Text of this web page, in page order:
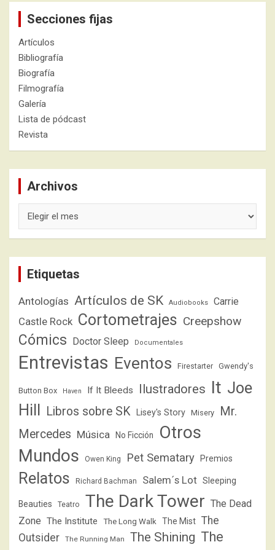
Secciones fijas
Artículos
Bibliografía
Biografía
Filmografía
Galería
Lista de pódcast
Revista
Archivos
Etiquetas
Antologías Artículos de SK Audiobooks Carrie
Castle Rock Cortometrajes Creepshow
Cómics Doctor Sleep Documentales
Entrevistas Eventos Firestarter Gwendy's
Button Box Haven If It Bleeds Ilustradores It Joe
Hill
Libros sobre SK Lisey's Story Misery
Mr.
Mercedes Música No Ficción
Otros
Mundos
Owen King Pet Sematary Premios
Relatos Richard Bachman Salem´s Lot Sleeping
Beauties Teatro The Dark Tower The Dead
Zone The Institute The Long Walk The Mist The
Outsider
The Running Man The Shining The